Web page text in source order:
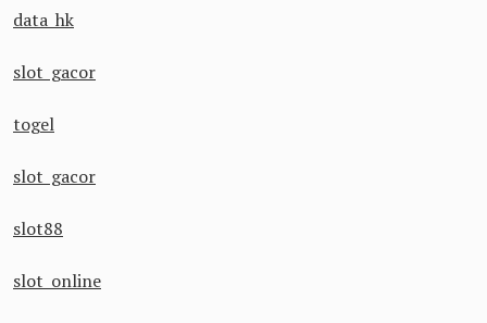
data hk
slot gacor
togel
slot gacor
slot88
slot online